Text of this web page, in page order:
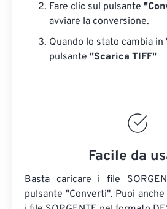
Fare clic sul pulsante
avviare la conversione.
Quando lo stato cambia
pulsante "Scarica TIFF"
Facile da
Basta caricare i file
pulsante "Converti". Puoi